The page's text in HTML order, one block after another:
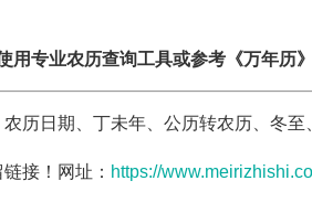
用专业农历查询工具或参考《万年历》
农历日期、丁未年、公历转农历、冬至
接！网址： https://